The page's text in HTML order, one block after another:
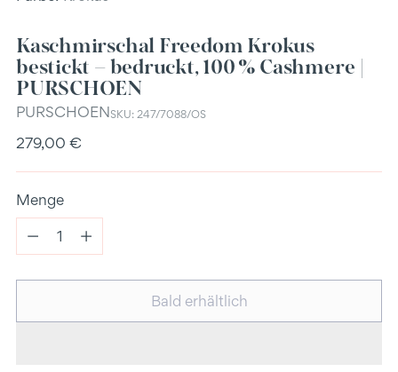
Kaschmirschal Freedom Krokus
bestickt – bedruckt, 100 % Cashmere |
PURSCHOEN
PURSCHOENSKU: 247/7088/OS
Regulärer
279,00 €
Menge
Menge
Bald erhältlich